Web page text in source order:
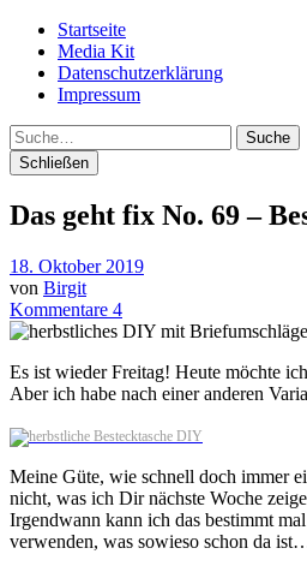
Startseite
Media Kit
Datenschutzerklärung
Impressum
Suche
Schließen
Das geht fix No. 69 –
18. Oktober 2019
von Birgit
Kommentare 4
Es ist wieder Freitag! Heute möchte
Aber ich habe nach einer anderen
Meine Güte, wie schnell doch immer
nicht, was ich Dir nächste Woche
Irgendwann kann ich das bestimmt
verwenden, was sowieso schon da